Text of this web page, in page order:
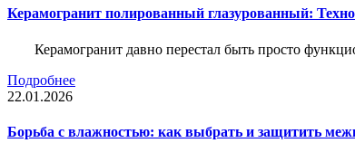
Керамогранит полированный глазурованный:
Керамогранит давно перестал быть просто
Подробнее
22.01.2026
Борьба с влажностью: как выбрать и защитить